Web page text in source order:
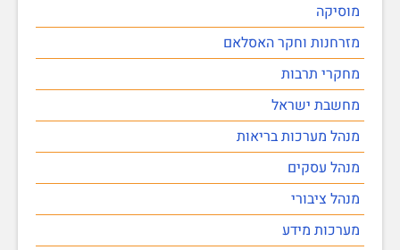
מוסיקה
מזרחנות וחקר האסלאם
מחקרי תרבות
מחשבת ישראל
מנהל מערכות בריאות
מנהל עסקים
מנהל ציבורי
מערכות מידע